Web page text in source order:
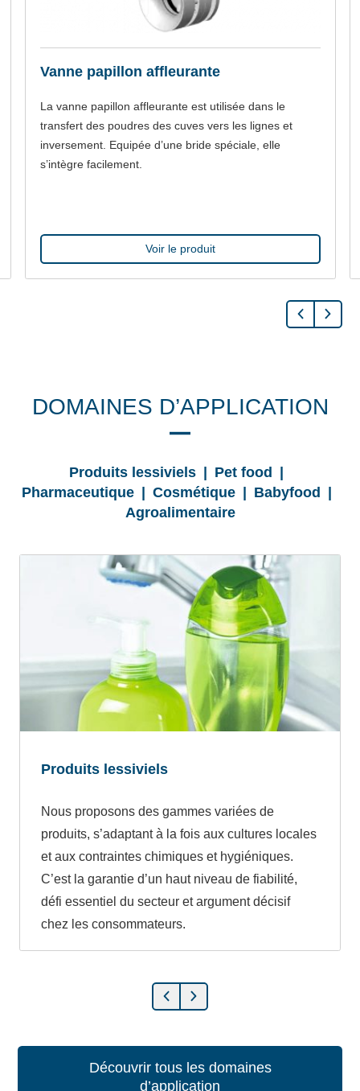
Vanne papillon affleurante
La vanne papillon affleurante est utilisée dans le
transfert des poudres des cuves vers les lignes et
inversement. Equipée d’une bride spéciale, elle
s’intègre facilement.
Voir le produit
DOMAINES D’APPLICATION
Produits lessiviels | Pet food |
Pharmaceutique | Cosmétique | Babyfood |
Agroalimentaire
Produits lessiviels
Nous proposons des gammes variées de
produits, s’adaptant à la fois aux cultures locales
et aux contraintes chimiques et hygiéniques.
C’est la garantie d’un haut niveau de fiabilité,
défi essentiel du secteur et argument décisif
chez les consommateurs.
Découvrir tous les domaines
d’application